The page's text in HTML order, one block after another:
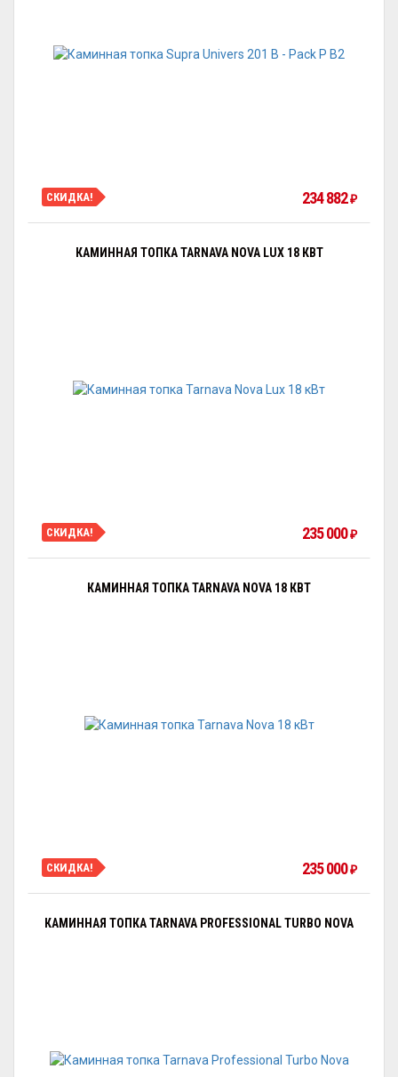
СКИДКА! 234 882 ₽
КАМИННАЯ ТОПКА TARNAVA NOVA LUX 18 КВТ
СКИДКА! 235 000 ₽
КАМИННАЯ ТОПКА TARNAVA NOVA 18 КВТ
СКИДКА! 235 000 ₽
КАМИННАЯ ТОПКА TARNAVA PROFESSIONAL TURBO NOVA